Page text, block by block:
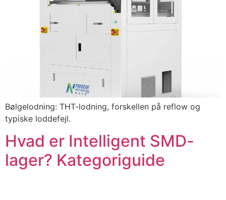
Bølgelodning: THT-lodning, forskellen på reflow og
typiske loddefejl.
Hvad er Intelligent SMD-
lager? Kategoriguide